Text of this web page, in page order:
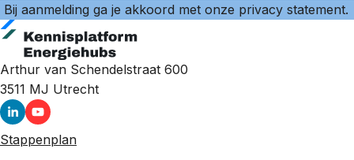
Bij aanmelding ga je akkoord met onze privacy statement.
Arthur van Schendelstraat 600
3511 MJ Utrecht
Stappenplan